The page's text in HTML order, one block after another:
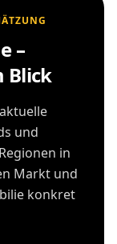
–
Blick
und
in
Markt und
konkret